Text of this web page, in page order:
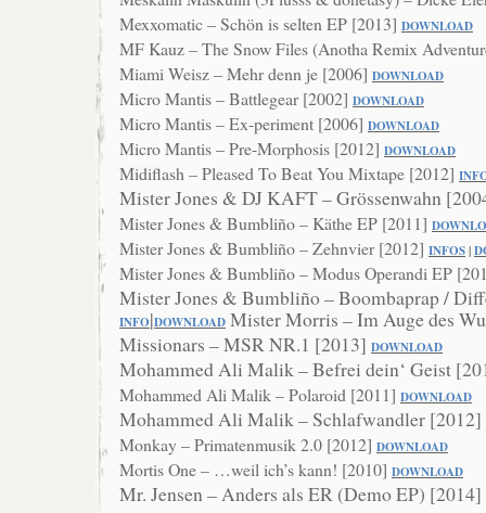
Mexxomatic – Schön is selten EP [2013] DOWNLOAD
MF Kauz – The Snow Files (Anotha Remix
Miami Weisz – Mehr denn je [2006] DOWNLOAD
Micro Mantis – Battlegear [2002] DOWNLOAD
Micro Mantis – Ex-periment [2006] DOWNLOAD
Micro Mantis – Pre-Morphosis [2012] DOWNLOAD
Midiflash – Pleased To Beat You Mixtape [2012]
Mister Jones & DJ KAFT – Grössenwahn
Mister Jones & Bumbliño – Käthe EP [2011]
Mister Jones & Bumbliño – Zehnvier [2012] INFOS|
Mister Jones & Bumbliño – Modus Operandi EP
Mister Jones & Bumbliño – Boombaprap /
INFO|DOWNLOAD Mister Morris – Im Auge des
Missionars – MSR NR.1 [2013] DOWNLOAD
Mohammed Ali Malik – Befrei dein‘ Geist
Mohammed Ali Malik – Polaroid [2011] DOWNLOAD
Mohammed Ali Malik – Schlafwandler [2012]
Monkay – Primatenmusik 2.0 [2012] DOWNLOAD
Mortis One – …weil ich’s kann! [2010] DOWNLOAD
Mr. Jensen – Anders als ER (Demo EP) [2014]